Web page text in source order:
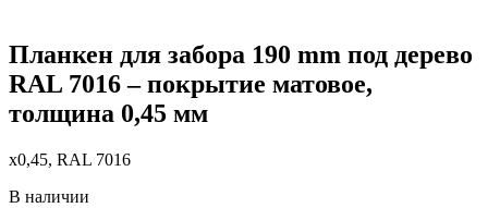
Планкен для забора 190 mm под дерево
RAL 7016 – покрытие матовое,
толщина 0,45 мм
x0,45, RAL 7016
В наличии